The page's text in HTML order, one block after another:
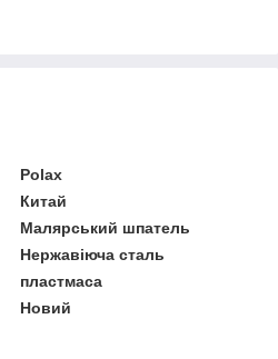
Polax
Китай
Малярський шпатель
Нержавіюча сталь
пластмаса
Новий